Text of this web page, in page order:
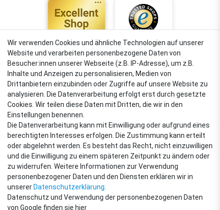
4,88
Sehr gut
VERSANDARTEN
ZAHLUNGSARTEN
Wir verwenden Cookies und ähnliche Technologien auf unserer
Website und verarbeiten personenbezogene Daten von
Besucher:innen unserer Webseite (z.B. IP-Adresse), um z.B.
Inhalte und Anzeigen zu personalisieren, Medien von
Drittanbietern einzubinden oder Zugriffe auf unsere Website zu
analysieren. Die Datenverarbeitung erfolgt erst durch gesetzte
Cookies. Wir teilen diese Daten mit Dritten, die wir in den
Einstellungen benennen.
Die Datenverarbeitung kann mit Einwilligung oder aufgrund eines
berechtigten Interesses erfolgen. Die Zustimmung kann erteilt
oder abgelehnt werden. Es besteht das Recht, nicht einzuwilligen
und die Einwilligung zu einem späteren Zeitpunkt zu ändern oder
zu widerrufen. Weitere Informationen zur Verwendung
personenbezogener Daten und den Diensten erklären wir in
unserer Daten­schutz­erklärung
Datenschutz und Verwendung der personenbezogenen Daten
von Google finden sie hier